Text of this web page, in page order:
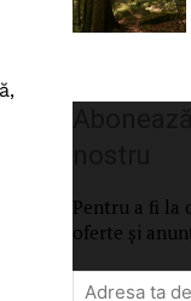
Pentru a fi la
oferte și